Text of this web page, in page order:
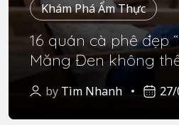
Khám Phá Ẩm Thực
16 quán cà phê đẹp
Măng Đen không
by Tìm Nhanh